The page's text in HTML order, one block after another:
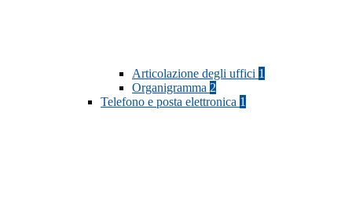
Articolazione degli uffici 1
Organigramma 2
Telefono e posta elettronica 1